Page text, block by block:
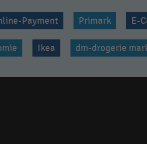
Payment Primark E-
Ikea dm-drogerie